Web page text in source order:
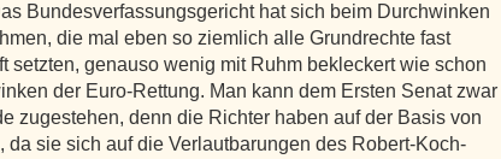
Bundesverfassungsgericht hat sich beim Durchwinken
die mal eben so ziemlich alle Grundrechte fast
setzten, genauso wenig mit Ruhm bekleckert wie schon
der Euro-Rettung. Man kann dem Ersten Senat zwar
zugestehen, denn die Richter haben auf der Basis von
da sie sich auf die Verlautbarungen des Robert-Koch-